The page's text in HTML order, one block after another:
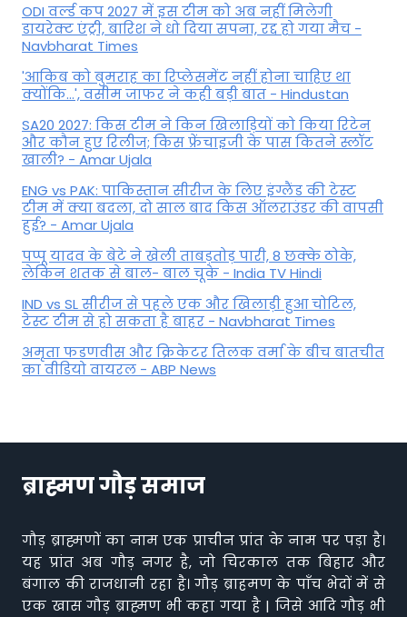
ODI वर्ल्ड कप 2027 में इस टीम को अब नहीं मिलेगी
डायरेक्ट एंट्री, बारिश ने धो दिया सपना, रद्द हो गया मैच -
Navbharat Times
'आकिब को बुमराह का रिप्लेसमेंट नहीं होना चाहिए था
क्योंकि...', वसीम जाफर ने कही बड़ी बात - Hindustan
SA20 2027: किस टीम ने किन खिलाड़ियों को किया रिटेन
और कौन हुए रिलीज; किस फ्रेंचाइजी के पास कितने स्लॉट
खाली? - Amar Ujala
ENG vs PAK: पाकिस्तान सीरीज के लिए इंग्लैंड की टेस्ट
टीम में क्या बदला, दो साल बाद किस ऑलराउंडर की वापसी
हुई? - Amar Ujala
पप्पू यादव के बेटे ने खेली ताबड़तोड़ पारी, 8 छक्के ठोके,
लेकिन शतक से बाल- बाल चूके - India TV Hindi
IND vs SL सीरीज से पहले एक और खिलाड़ी हुआ चोटिल,
टेस्ट टीम से हो सकता है बाहर - Navbharat Times
अमृता फडणवीस और क्रिकेटर तिलक वर्मा के बीच बातचीत
का वीडियो वायरल - ABP News
ब्राह्मण गौड़ समाज
गौड़ ब्राह्मणों का नाम एक प्राचीन प्रांत के नाम पर पड़ा है।
यह प्रांत अब गौड़ नगर है, जो चिरकाल तक बिहार और
बंगाल की राजधानी रहा है। गौड़ ब्राहमण के पाँच भेदों में से
एक खास गौड़ ब्राह्मण भी कहा गया है | जिसे आदि गौड़ भी